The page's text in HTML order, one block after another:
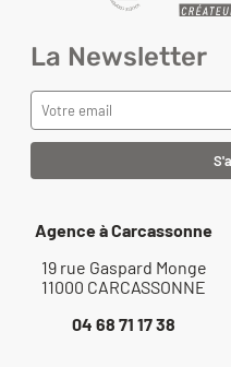
La Newsletter
Agence à Carcassonne
19 rue Gaspard Monge
11000 CARCASSONNE
04 68 71 17 38